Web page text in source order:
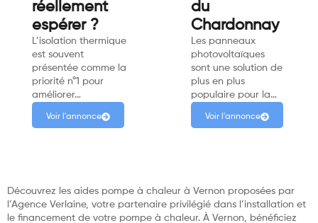
réellement
espérer ?
L’isolation thermique
est souvent
présentée comme la
priorité n°1 pour
améliorer…
Voir l'annonce
du
Chardonnay
Les panneaux
photovoltaïques
sont une solution de
plus en plus
populaire pour la…
Voir l'annonce
Découvrez les aides pompe à chaleur à Vernon proposées par
l’Agence Verlaine, votre partenaire privilégié dans l’installation et
le financement de votre pompe à chaleur. À Vernon, bénéficiez